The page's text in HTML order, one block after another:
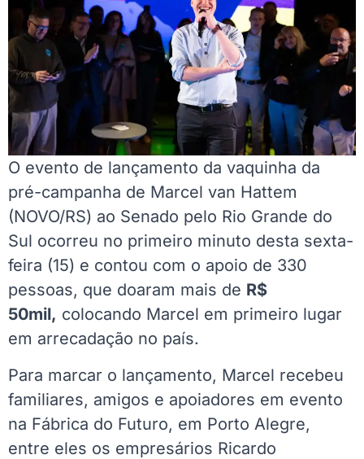
O evento de lançamento da vaquinha da
pré-campanha de Marcel van Hattem
(NOVO/RS) ao Senado pelo Rio Grande do
Sul ocorreu no primeiro minuto desta sexta-
feira (15) e contou com o apoio de 330
pessoas, que doaram mais de R$
50mil, colocando Marcel em primeiro lugar
em arrecadação no país.
Para marcar o lançamento, Marcel recebeu
familiares, amigos e apoiadores em evento
na Fábrica do Futuro, em Porto Alegre,
entre eles os empresários Ricardo